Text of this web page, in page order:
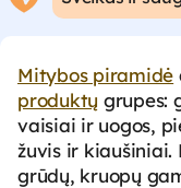
Mitybos piramidė
produktų grupes:
vaisiai ir uogos,
žuvis ir kiaušiniai.
grūdų, kruopų